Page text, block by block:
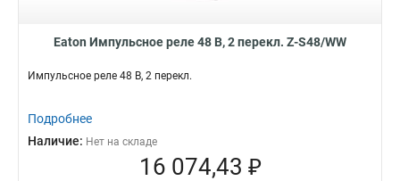
Eaton Импульсное реле 48 В, 2 перекл. Z-S48/WW
Импульсное реле 48 В, 2 перекл.
Подробнее
Наличие: Нет на складе
16 074,43 ₽